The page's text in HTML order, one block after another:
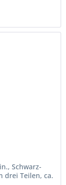
Schwarz-
drei Teilen, ca.